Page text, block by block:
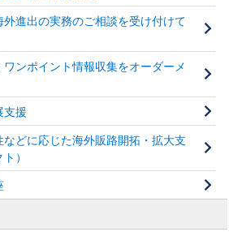
進出の実務のご相談を受け付けて
ンポイント情報収集をオーダーメ
支援
どに応じた海外販路開拓・拡大支
）